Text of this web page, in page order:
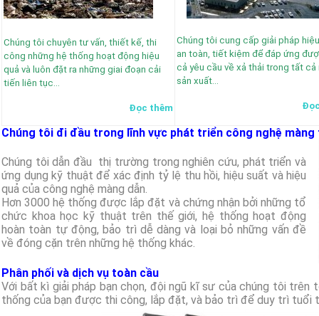
Chúng tôi chuyên tư vấn, thiết kế, thi
công những hệ thống hoạt động hiệu
quả và luôn đặt ra những giai đoạn cải
tiến liên tục…
Đọc thêm
Chúng tôi cung cấp giải pháp
an toàn, tiết kiệm để đáp ứng
cả yêu cầu về xả thải trong tất cả
sản xuất…
Chúng tôi đi đầu trong lĩnh vực phát triển công nghệ màng
Chúng tôi dẫn đầu thị trường trong nghiên cứu, phát triển và
ứng dụng kỹ thuật để xác định tỷ lệ thu hồi, hiệu suất và hiệu
quả của công nghệ màng dẫn.
Hơn 3000 hệ thống được lắp đặt và chứng nhận bởi những tổ
chức khoa học kỹ thuật trên thế giới, hệ thống hoạt động
hoàn toàn tự động, bảo trì dễ dàng và loại bỏ những vấn đề
về đóng cặn trên những hệ thống khác.
Phân phối và dịch vụ toàn cầu
Với bất kì giải pháp bạn chọn, đội ngũ kĩ sư của chúng tôi trên
thống của bạn được thi công, lắp đặt, và bảo trì để duy trì tuổi